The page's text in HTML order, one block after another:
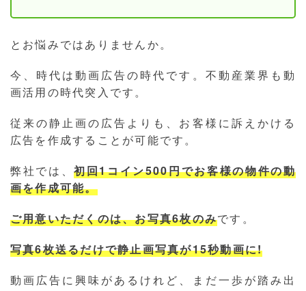
とお悩みではありませんか。
今、時代は動画広告の時代です。不動産業界も動
画活用の時代突入です。
従来の静止画の広告よりも、お客様に訴えかける
広告を作成することが可能です。
弊社では、初回1コイン500円でお客様の物件の動
画を作成可能。
ご用意いただくのは、お写真6枚のみです。
写真6枚送るだけで静止画写真が15秒動画に!
動画広告に興味があるけれど、まだ一歩が踏み出